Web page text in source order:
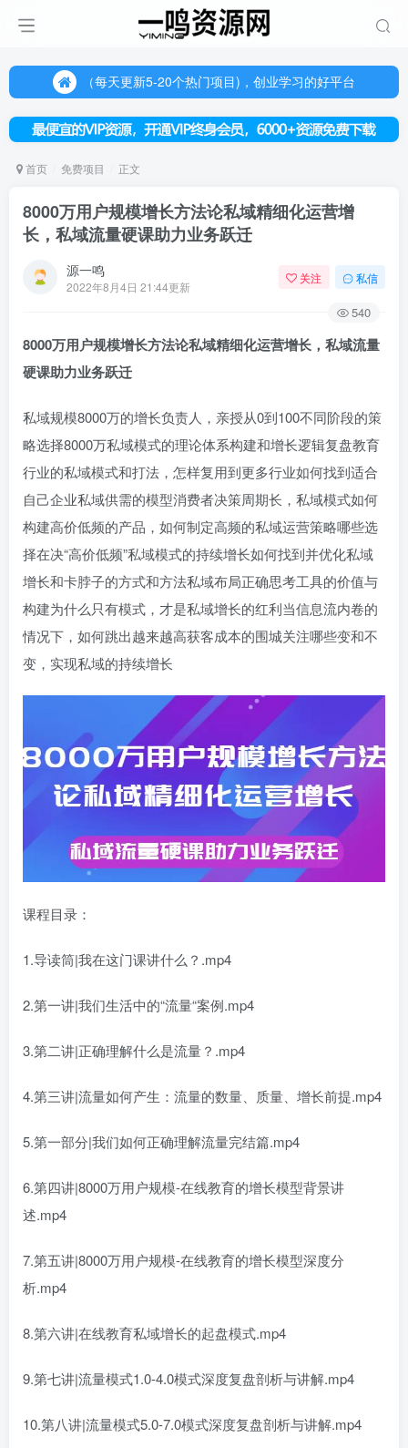
（每天更新5-20个热门项目)，创业学习的好平台
（每天更新5-20个热门项目)，创业学习的好平台
欢迎访问一鸣资源网，本站汇集数千网创课程和项目
首页 免费项目 正文
8000万用户规模增长方法论私域精细化运营增
长，私域流量硬课助力业务跃迁
源一鸣
2022年8月4日 21:44更新
关注 私信
540
8000万用户规模增长方法论私域精细化运营增长， 私域流量
硬课助力业务跃迁
私域规模8000万的增长负责人，亲授从0到100不同阶段的策
略选择8000万私域模式的理论体系构建和增长逻辑复盘教育
行业的私域模式和打法，怎样复用到更多行业如何找到适合
自己企业私域供需的模型消费者决策周期长，私域模式如何
构建高价低频的产品，如何制定高频的私域运营策略哪些选
择在决“高价低频”私域模式的持续增长如何找到并优化私域
增长和卡脖子的方式和方法私域布局正确思考工具的价值与
构建为什么只有模式，才是私域增长的红利当信息流内卷的
情况下，如何跳出越来越高获客成本的围城关注哪些变和不
变，实现私域的持续增长
课程目录：
1.导读筒|我在这门课讲什么？.mp4
2.第一讲|我们生活中的“流量“案例.mp4
3.第二讲|正确理解什么是流量？.mp4
4.第三讲|流量如何产生：流量的数量、质量、增长前提.mp4
5.第一部分|我们如何正确理解流量完结篇.mp4
6.第四讲|8000万用户规模-在线教育的增长模型背景讲
述.mp4
7.第五讲|8000万用户规模-在线教育的增长模型深度分
析.mp4
8.第六讲|在线教育私域增长的起盘模式.mp4
9.第七讲|流量模式1.0-4.0模式深度复盘剖析与讲解.mp4
10.第八讲|流量模式5.0-7.0模式深度复盘剖析与讲解.mp4